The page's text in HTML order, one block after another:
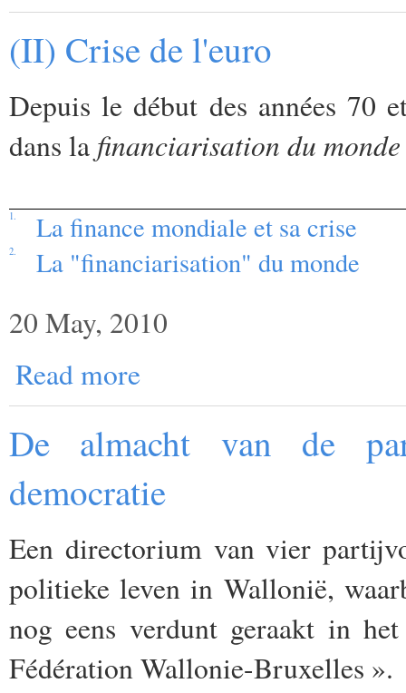
(II) Crise de l'euro
Depuis le début des années
dans la financiarisation du monde
1. La finance mondiale et sa crise
2. La "financiarisation" du monde
20 May, 2010
Read more
De almacht van de
democratie
Een directorium van vier
politieke leven in Wallonië,
nog eens verdunt geraakt in het
Fédération Wallonie-Bruxelles ».